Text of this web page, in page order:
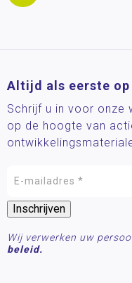
Altijd als eerste
Schrijf u in voor onze
op de hoogte van
Wij verwerken uw
beleid.